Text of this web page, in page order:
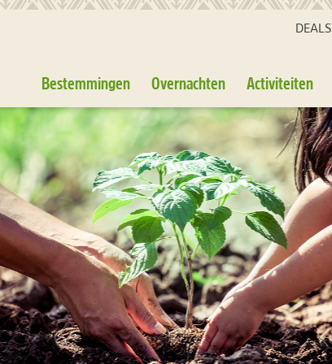
DEALS
Bestemmingen Overnachten Activiteiten